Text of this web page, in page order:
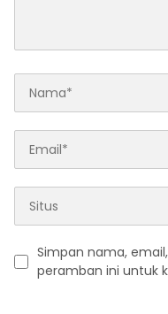
Simpan nama,
peramban ini untuk